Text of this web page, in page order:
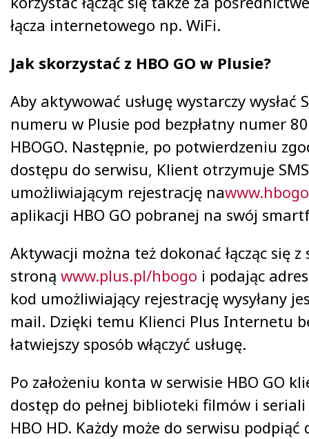
łącza internetowego np. WiFi.
Jak skorzystać z HBO GO w Plusie?
Aby aktywować usługę wystarczy wysłać
numeru w Plusie pod bezpłatny numer
HBOGO. Następnie, po potwierdzeniu
dostępu do serwisu, Klient otrzymuje
umożliwiającym rejestrację na
aplikacji HBO GO pobranej na swój
Aktywacji można też dokonać łącząc się z
stroną www.plus.pl/hbogo i podając
kod umożliwiający rejestrację wysyłany
mail. Dzięki temu Klienci Plus Internetu
łatwiejszy sposób włączyć usługę.
Po założeniu konta w serwisie HBO GO
dostęp do pełnej biblioteki filmów i seriali
HBO HD. Każdy może do serwisu podpiąć